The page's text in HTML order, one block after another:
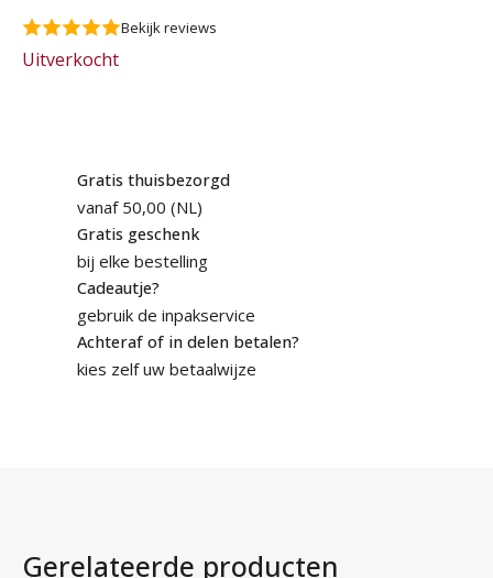
Bekijk reviews
Uitverkocht
Gratis thuisbezorgd
vanaf 50,00 (NL)
Gratis geschenk
bij elke bestelling
Cadeautje?
gebruik de inpakservice
Achteraf of in delen betalen?
kies zelf uw betaalwijze
Gerelateerde producten